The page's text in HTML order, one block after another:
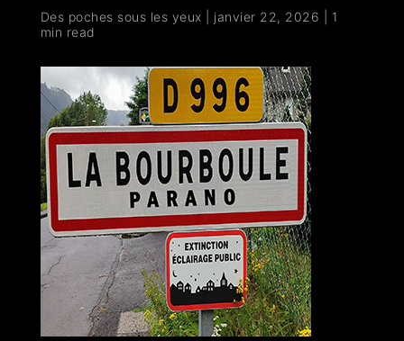
Des poches sous les yeux janvier 22, 2026
1
min read